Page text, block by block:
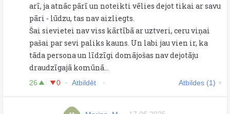
arī, ja atnāc pārī un noteikti vēlies dejot tikai ar savu
pāri - lūdzu, tas nav aizliegts.
Šai sievietei nav viss kārtībā ar uztveri, ceru viņai
pašai par sevi paliks kauns. Un labi jau vien ir, ka
tāda persona un līdzīgi domājošas nav dejotāju
draudzīgajā komūnā...
26 0 Atbildēt Atbildes (1)